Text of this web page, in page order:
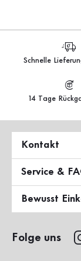
Schnelle
14 Tage
Kontakt
Service &
Bewusst
Folge uns